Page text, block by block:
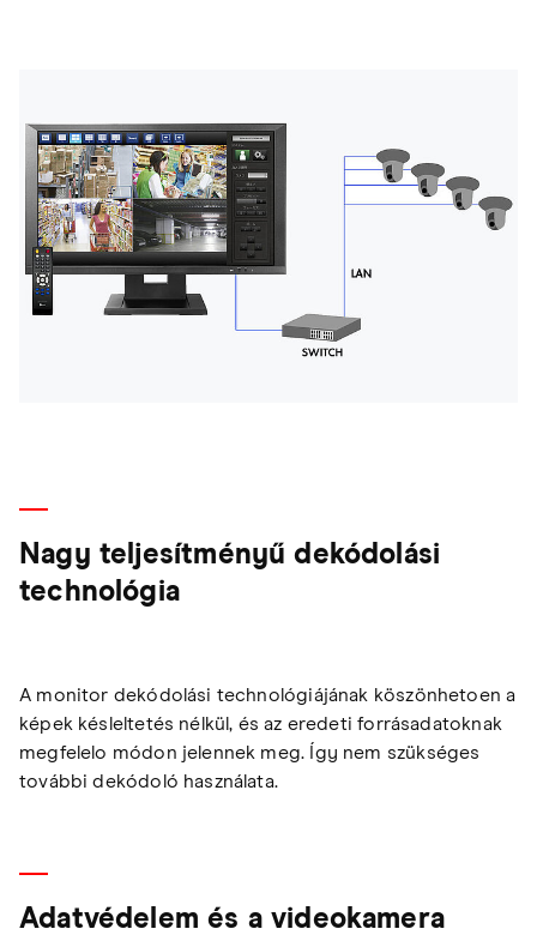
Nagy teljesítményű dekódolási
technológia
A monitor dekódolási technológiájának köszönhetoen a
képek késleltetés nélkül, és az eredeti forrásadatoknak
megfelelo módon jelennek meg. Így nem szükséges
további dekódoló használata.
Adatvédelem és a videokamera